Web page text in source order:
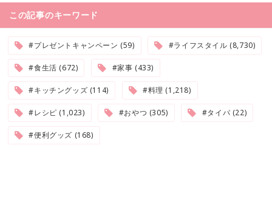
この記事のキーワード
#プレゼントキャンペーン (59) #ライフスタイル (8,730)
#食生活 (672) #家事 (433)
#キッチングッズ (114) #料理 (1,218)
#レシピ (1,023) #おやつ (305) #タイパ (22)
#便利グッズ (168)